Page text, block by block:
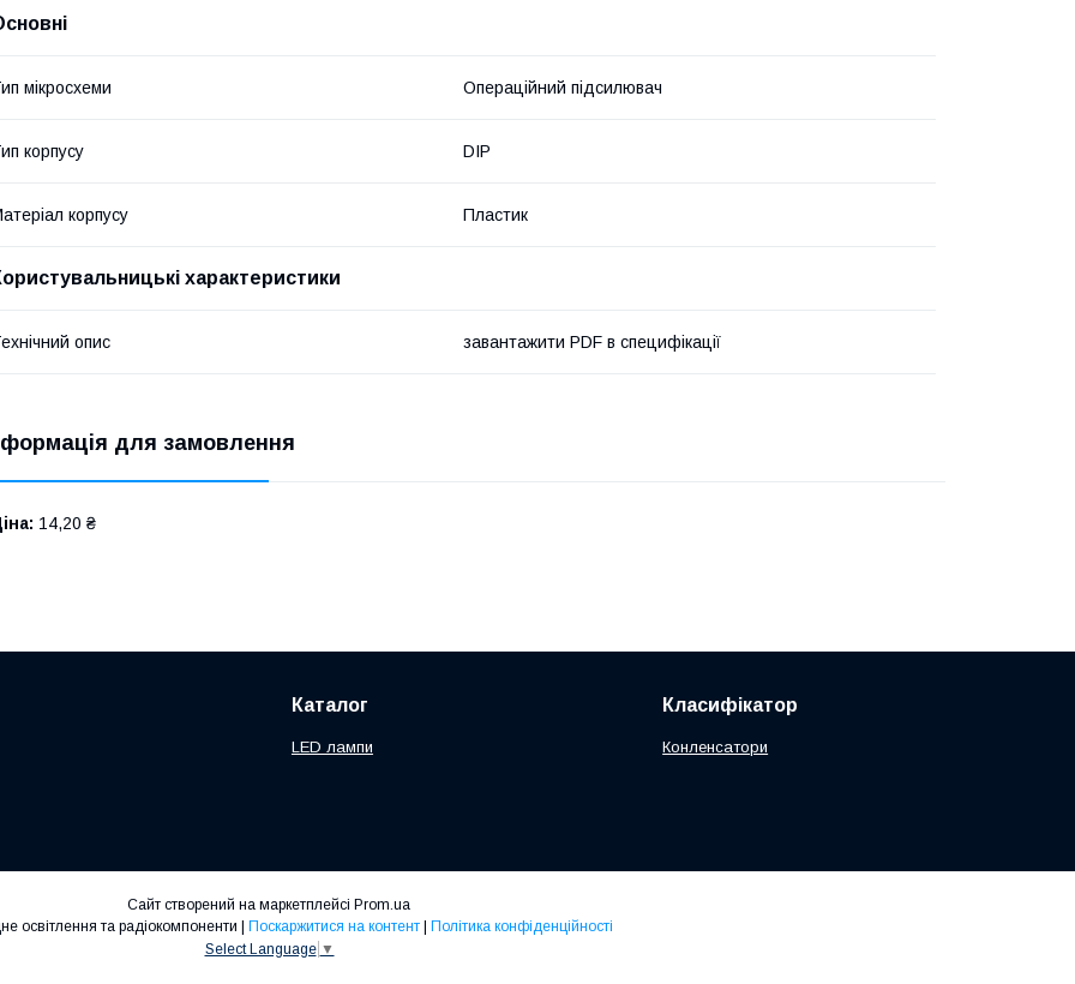
мікросхеми Операційний підсилювач
корпусу DIP
корпусу Пластик
характеристики
опис завантажити PDF в специфікації
для замовлення
14,20 ₴
Каталог
LED лампи
Класифікатор
Конленсатори
Сайт створений на маркетплейсі Prom.ua
Світлодіодне освітлення та радіокомпоненти | Поскаржитися на контент | Політика конфіденційності
Select Language ▼